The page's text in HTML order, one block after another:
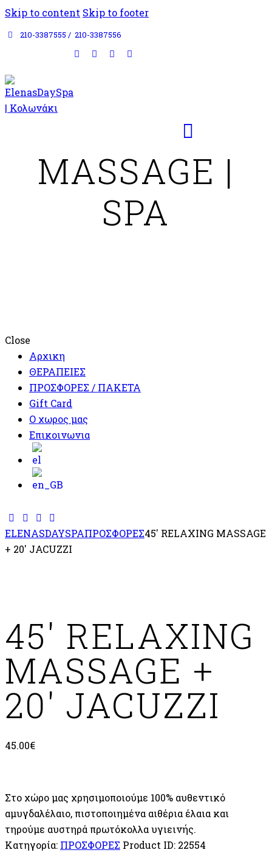
Skip to content Skip to footer
210-3387555 / 210-3387556
MASSAGE |
SPA
Close
Αρχικη
ΘΕΡΑΠΕΙΕΣ
ΠΡΟΣΦΟΡΕΣ / ΠΑΚΕΤΑ
Gift Card
Ο χωρος μας
Επικοινωνια
ELENASDAYSPAΠΡΟΣΦΟΡΕΣ45′ RELAXING MASSAGE
+ 20′ JACUZZI
45′ RELAXING
MASSAGE +
20′ JACUZZI
45.00€
Στο χώρο μας χρησιμοποιούμε 100% αυθεντικό
αμυγδαλέλαιο, πιστοποιημένα αιθέρια έλαια και
τηρούμε αυστηρά πρωτόκολλα υγιεινής.
Κατηγορία: ΠΡΟΣΦΟΡΕΣ Product ID: 22554